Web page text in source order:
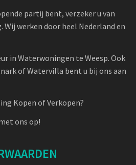
partij bent, verzeker u van
werken door heel Nederland en
in Waterwoningen te Weesp. Ook
of Watervilla bent u bij ons aan
Kopen of Verkopen?
ons op!